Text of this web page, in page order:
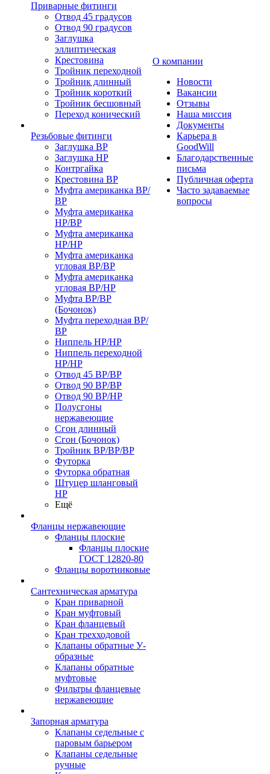
Приварные фитинги
Отвод 45 градусов
Отвод 90 градусов
Заглушка
эллиптическая
Крестовина
Тройник переходной
Тройник длинный
Тройник короткий
Тройник бесшовный
Переход конический
Резьбовые фитинги
Заглушка ВР
Заглушка НР
Контргайка
Крестовина ВР
Муфта американка ВР/
ВР
Муфта американка
НР/ВР
Муфта американка
НР/НР
Муфта американка
угловая ВР/ВР
Муфта американка
угловая ВР/НР
Муфта ВР/ВР
(Бочонок)
Муфта переходная ВР/
ВР
Ниппель НР/НР
Ниппель переходной
НР/НР
Отвод 45 ВР/ВР
Отвод 90 ВР/ВР
Отвод 90 ВР/НР
Полусгоны
нержавеющие
Сгон длинный
Сгон (Бочонок)
Тройник ВР/ВР/ВР
Футорка
Футорка обратная
Штуцер шланговый
НР
Ещё
Фланцы нержавеющие
Фланцы плоские
Фланцы плоские
ГОСТ 12820-80
Фланцы воротниковые
Сантехническая арматура
Кран приварной
Кран муфтовый
Кран фланцевый
Кран трехходовой
Клапаны обратные У-
образные
Клапаны обратные
муфтовые
Фильтры фланцевые
нержавеющие
Запорная арматура
Клапаны седельные с
паровым барьером
Клапаны седельные
ручные
О компании
Новости
Вакансии
Отзывы
Наша миссия
Документы
Карьера в
GoodWill
Благодарственные
письма
Публичная оферта
Часто задаваемые
вопросы